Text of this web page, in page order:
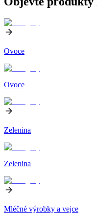
Ovoce
Ovoce
Zelenina
Zelenina
Mléčné výrobky a vejce